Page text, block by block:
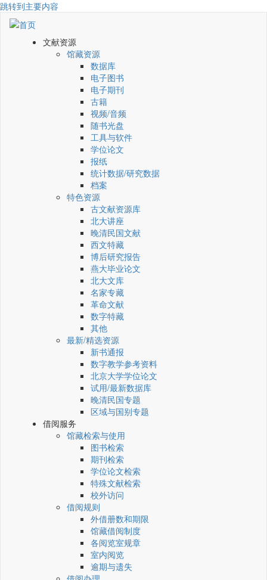
跳转到主要内容
文献资源
馆藏资源
数据库
电子图书
电子期刊
古籍
视频/音频
随书光盘
工具与软件
学位论文
报纸
统计数据/研究数据
档案
特色资源
古文献资源库
北大讲座
晚清民国文献
西文特藏
博后研究报告
燕大毕业论文
北大文库
名家专藏
革命文献
数字特藏
其他
最新/精选资源
新书通报
数字教学参考资料
北京大学学位论文
试用/最新数据库
晚清民国专题
区域与国别专题
借阅服务
馆藏检索与使用
图书检索
期刊检索
学位论文检索
特殊文献检索
校外访问
借阅规则
外借册数和期限
馆藏借阅制度
各阅览室规章
室内阅览
逾期与遗失